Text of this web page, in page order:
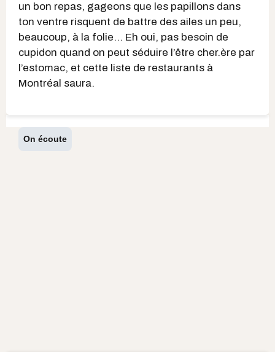
un bon repas, gageons que les papillons dans
ton ventre risquent de battre des ailes un peu,
beaucoup, à la folie… Eh oui, pas besoin de
cupidon quand on peut séduire l’être cher.ère par
l’estomac, et cette liste de restaurants à
Montréal saura.
On écoute